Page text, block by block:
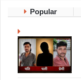
Popular